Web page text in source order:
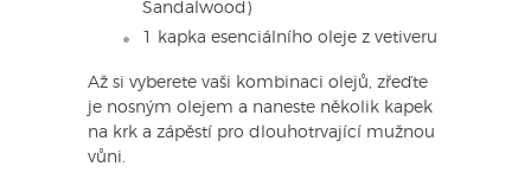
Sandalwood)
1 kapka esenciálního oleje z vetiveru
Až si vyberete vaši kombinaci olejů, zřeďte
je nosným olejem a naneste několik kapek
na krk a zápěstí pro dlouhotrvající mužnou
vůni.